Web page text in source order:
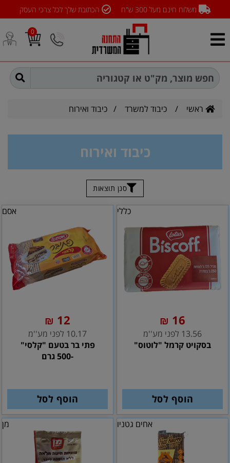
משלוח חינם מעל 300 ש"ח הכתובת שלך לכל צרכי העסק
0
ראשי / כיבוד למשרד / כיבוד ואירוח
כיבוד ואירוח
סנן תוצאות
כללי
16
₪
13.56 לפני מע''מ
בסקויט קרמל "לוטוס"
הוסף לסל
אסם
12
₪
10.17 לפני מע''מ
פתי בר בטעם "קלסי"
-500 גרם
הוסף לסל
אחים גטניו מן